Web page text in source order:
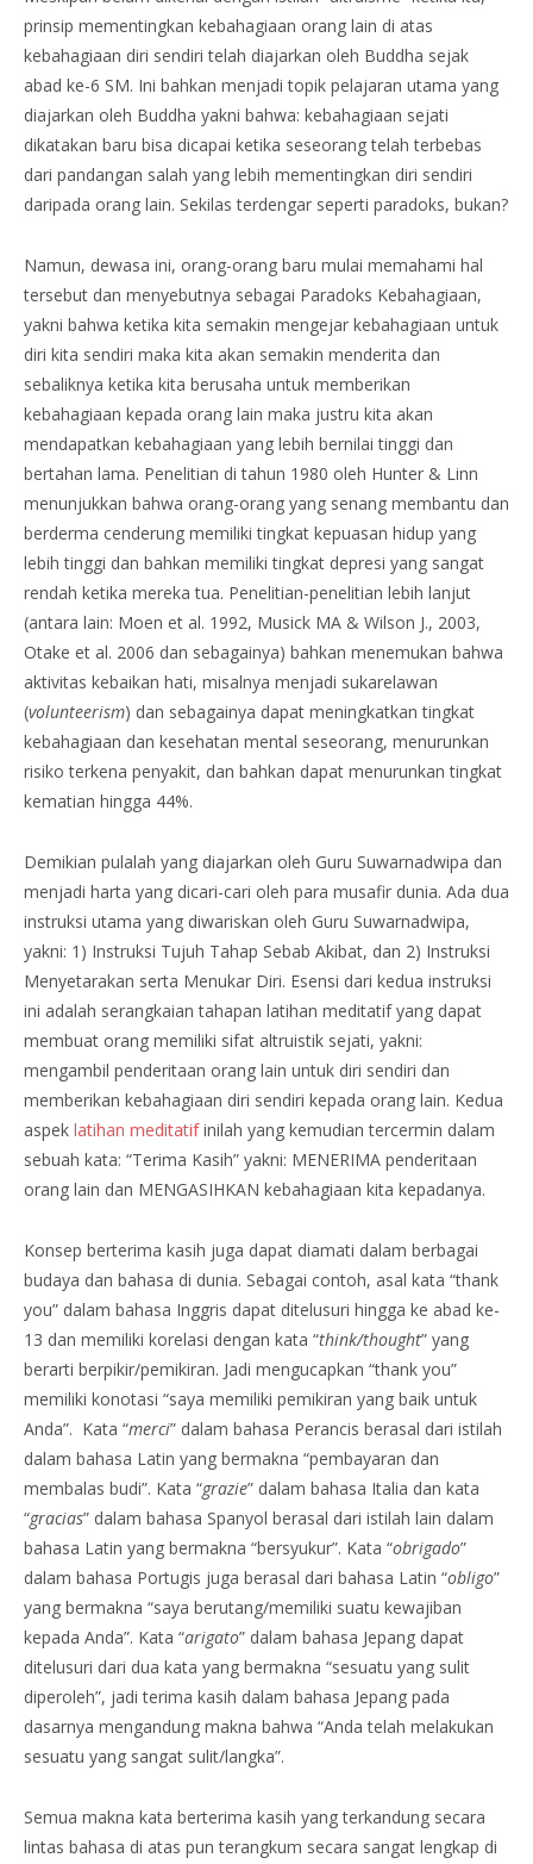
prinsip mementingkan kebahagiaan orang lain di atas
kebahagiaan diri sendiri telah diajarkan oleh Buddha sejak
abad ke-6 SM. Ini bahkan menjadi topik pelajaran utama yang
diajarkan oleh Buddha yakni bahwa: kebahagiaan sejati
dikatakan baru bisa dicapai ketika seseorang telah terbebas
dari pandangan salah yang lebih mementingkan diri sendiri
daripada orang lain. Sekilas terdengar seperti paradoks, bukan?
Namun, dewasa ini, orang-orang baru mulai memahami hal
tersebut dan menyebutnya sebagai Paradoks Kebahagiaan,
yakni bahwa ketika kita semakin mengejar kebahagiaan untuk
diri kita sendiri maka kita akan semakin menderita dan
sebaliknya ketika kita berusaha untuk memberikan
kebahagiaan kepada orang lain maka justru kita akan
mendapatkan kebahagiaan yang lebih bernilai tinggi dan
bertahan lama. Penelitian di tahun 1980 oleh Hunter & Linn
menunjukkan bahwa orang-orang yang senang membantu dan
berderma cenderung memiliki tingkat kepuasan hidup yang
lebih tinggi dan bahkan memiliki tingkat depresi yang sangat
rendah ketika mereka tua. Penelitian-penelitian lebih lanjut
(antara lain: Moen et al. 1992, Musick MA & Wilson J., 2003,
Otake et al. 2006 dan sebagainya) bahkan menemukan bahwa
aktivitas kebaikan hati, misalnya menjadi sukarelawan
(volunteerism) dan sebagainya dapat meningkatkan tingkat
kebahagiaan dan kesehatan mental seseorang, menurunkan
risiko terkena penyakit, dan bahkan dapat menurunkan tingkat
kematian hingga 44%.
Demikian pulalah yang diajarkan oleh Guru Suwarnadwipa dan
menjadi harta yang dicari-cari oleh para musafir dunia. Ada dua
instruksi utama yang diwariskan oleh Guru Suwarnadwipa,
yakni: 1) Instruksi Tujuh Tahap Sebab Akibat, dan 2) Instruksi
Menyetarakan serta Menukar Diri. Esensi dari kedua instruksi
ini adalah serangkaian tahapan latihan meditatif yang dapat
membuat orang memiliki sifat altruistik sejati, yakni:
mengambil penderitaan orang lain untuk diri sendiri dan
memberikan kebahagiaan diri sendiri kepada orang lain. Kedua
aspek latihan meditatifinilah yang kemudian tercermin dalam
sebuah kata: “Terima Kasih” yakni: MENERIMA penderitaan
orang lain dan MENGASIHKAN kebahagiaan kita kepadanya.
Konsep berterima kasih juga dapat diamati dalam berbagai
budaya dan bahasa di dunia. Sebagai contoh, asal kata “thank
you” dalam bahasa Inggris dapat ditelusuri hingga ke abad ke-
13 dan memiliki korelasi dengan kata “think/thought” yang
berarti berpikir/pemikiran. Jadi mengucapkan “thank you”
memiliki konotasi “saya memiliki pemikiran yang baik untuk
Anda”. Kata “merci” dalam bahasa Perancis berasal dari istilah
dalam bahasa Latin yang bermakna “pembayaran dan
membalas budi”. Kata “grazie” dalam bahasa Italia dan kata
“gracias” dalam bahasa Spanyol berasal dari istilah lain dalam
bahasa Latin yang bermakna “bersyukur”. Kata “obrigado”
dalam bahasa Portugis juga berasal dari bahasa Latin “obligo”
yang bermakna “saya berutang/memiliki suatu kewajiban
kepada Anda”. Kata “arigato” dalam bahasa Jepang dapat
ditelusuri dari dua kata yang bermakna “sesuatu yang sulit
diperoleh”, jadi terima kasih dalam bahasa Jepang pada
dasarnya mengandung makna bahwa “Anda telah melakukan
sesuatu yang sangat sulit/langka”.
Semua makna kata berterima kasih yang terkandung secara
lintas bahasa di atas pun terangkum secara sangat lengkap di